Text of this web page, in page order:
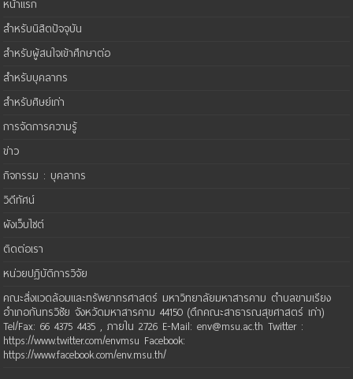
หน้าแรก
สำหรับนิสิตปัจจุบัน
สำหรับผู้สนใจเข้าศึกษาต่อ
สำหรับบุคลากร
สำหรับศิษย์เก่า
การจัดการความรู้
ข่าว
กิจกรรม : บุคลากร
วิดีทัศน์
ผังเว็บไซต์
ติดต่อเรา
หน่วยปฏิบัติการวิจัย
คณะสิ่งแวดล้อมและทรัพยากรศาสตร์ มหาวิทยาลัยมหาสารคาม ตำบลขามเรียง
อำเภอกันทรวิชัย จังหวัดมหาสารคาม 44150 (ตึกคณะสาธารณสุขศาสตร์ เก่า)
Tel/Fax: 66 4375 4435 , ภายใน 2726 E-Mail: env@msu.ac.th Twitter :
https://www.twitter.com/envmsu Facebook:
https://www.facebook.com/env.msu.th/